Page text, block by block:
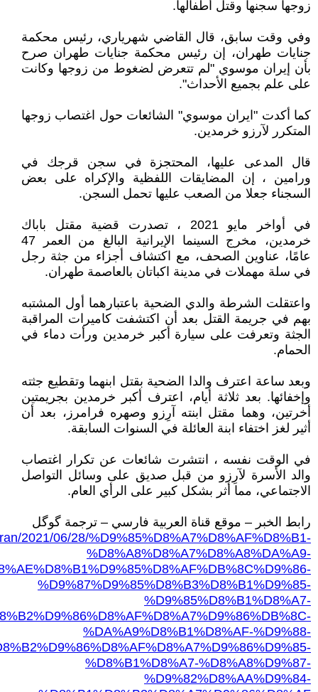
زوجها سجنها وقتل أطفالها.
وفي وقت سابق، قال القاضي شهرياري، رئيس محكمة
جنايات طهران، إن رئيس محكمة جنايات طهران صرح
بأن إيران موسوي "لم تتعرض لضغوط من زوجها وكانت
على علم بجميع الأحداث".
كما أكدت "ايران موسوي" الشائعات حول اغتصاب زوجها
المتكرر لآرزو خرمدين.
قال المدعى عليها، المحتجزة في سجن قرجك في
ورامين ، إن المضايقات اللفظية والإكراه على بعض
السجناء جعلا من الصعب عليها تحمل السجن.
في أواخر مايو 2021 ، تصدرت قضية مقتل باباك
خرمدين، مخرج السينما الإيرانية البالغ من العمر 47
عامًا، عناوين الصحف، مع اكتشاف أجزاء من جثة رجل
في سلة مهملات في مدينة اكباتان بالعاصمة طهران.
واعتقلت الشرطة والدي الضحية باعتبارهما أول المشتبه
بهم في جريمة القتل بعد أن اكتشفت كاميرات المراقبة
الجثة وتعرفت على سيارة أكبر خرمدين ورأت دماء في
الحمام.
وبعد ساعة اعترف والدا الضحية بقتل ابنهما وتقطيع جثته
وإخفائها. بعد ثلاثة أيام، اعترف أكبر خرمدين بجريمتين
أخرتين، وهما مقتل ابنته آرِزو وصهره فرامرز، بعد أن
أثير لغز اختفاء ابنة العائلة في السنوات السابقة.
في الوقت نفسه ، انتشرت شائعات عن تكرار اغتصاب
والد الأسرة لآرِزو من قبل صديق على وسائل التواصل
الاجتماعي، مما أثر بشكل كبير على الرأي العام.
رابط الخبر – موقع قناة العربية فارسي – ترجمة گوگل
2021/06/28/%D9%85%D8%A7%D8%AF%D8%B1-
%D8%A8%D8%A7%D8%A8%DA%A9-
%D9%87%D9%85%D8%B3%D8%B1%D9%85-
%D9%85%D8%B1%D8%A7-
%DA%A9%D8%B1%D8%AF-%D9%88-
%D8%B1%D8%A7-%D8%A8%D9%87-
%D9%82%D8%AA%D9%84-